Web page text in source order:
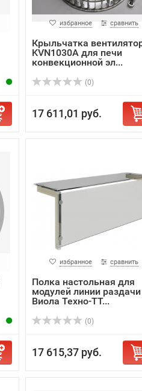
избранное сравнить
Крыльчатка
KVN1030A для печи
конвекционной эл...
(0)
17 611,01 руб.
избранное сравнить
Полка настольная для
модулей линии раздачи
Виола Техно-ТТ...
(0)
17 615,37 руб.